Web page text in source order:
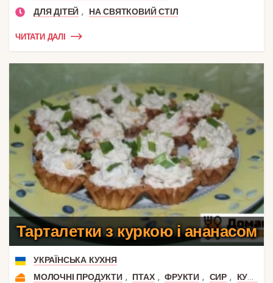
ДЛЯ ДІТЕЙ , НА СВЯТКОВИЙ СТІЛ
ЧИТАТИ ДАЛІ
Тарталетки з куркою і ананасом
УКРАЇНСЬКА КУХНЯ
МОЛОЧНІ ПРОДУКТИ , ПТАХ , ФРУКТИ , СИР , КУРКА